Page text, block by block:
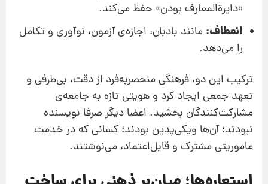
«دایرةالمعارف بودن» حفظ می‌کند.
انعطاف: مانند بادبان، اجازه‌ی آزمون، نوآوری و تکامل
را می‌دهد.
ترکیب این دو، فرهنگی منحصربه‌فرد از دقت، بی‌طرفی و
تعهد جمعی ایجاد کرد و هویتی تازه به جامعه‌ی
مشارکت‌کنندگان بخشید. اعضا دیگر صرفا نویسنده
نبودند؛ آن‌ها ویکی‌پدین بودند؛ کسانی که در خدمت
ماموریتی مشترک و قابل‌اعتماد، می‌نوشتند.